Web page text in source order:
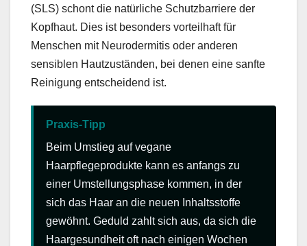
(SLS) schont die natürliche Schutzbarriere der
Kopfhaut. Dies ist besonders vorteilhaft für
Menschen mit Neurodermitis oder anderen
sensiblen Hautzuständen, bei denen eine sanfte
Reinigung entscheidend ist.
Praxis-Tipp
Beim Umstieg auf vegane
Haarpflegeprodukte kann es anfangs zu
einer Umstellungsphase kommen, in der
sich das Haar an die neuen Inhaltsstoffe
gewöhnt. Geduld zahlt sich aus, da sich die
Haargesundheit oft nach einigen Wochen